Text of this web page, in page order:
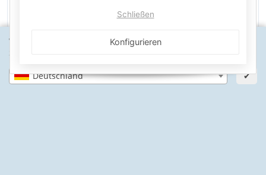
Wähle dein Lieferland, um Preise und Artikel für deinen
Standort zu sehen.
Deutschland ✔
SSL-verschlüsselt
Schließen
Konfigurieren